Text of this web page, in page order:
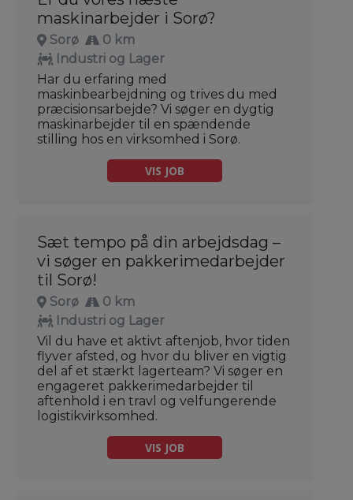
maskinarbejder i Sorø?
Sorø
0 km
Industri og Lager
Har du erfaring med
maskinbearbejdning og trives du med
præcisionsarbejde? Vi søger en dygtig
maskinarbejder til en spændende
stilling hos en virksomhed i Sorø.
VIS JOB
Sæt tempo på din arbejdsdag –
vi søger en pakkerimedarbejder
til Sorø!
Sorø
0 km
Industri og Lager
Vil du have et aktivt aftenjob, hvor tiden
flyver afsted, og hvor du bliver en vigtig
del af et stærkt lagerteam? Vi søger en
engageret pakkerimedarbejder til
aftenhold i en travl og velfungerende
logistikvirksomhed.
VIS JOB